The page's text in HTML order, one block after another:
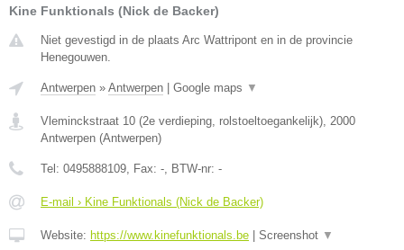
Kine Funktionals (Nick de Backer)
Niet gevestigd in de plaats Arc Wattripont en in de provincie
Henegouwen.
Antwerpen » Antwerpen Google maps ▼
Vleminckstraat 10 (2e verdieping, rolstoeltoegankelijk) 2000
Antwerpen (Antwerpen)
Tel: 0495888109 , Fax: - , BTW-nr: -
E-mail › Kine Funktionals (Nick de Backer)
Website: https://www.kinefunktionals.be Screenshot ▼